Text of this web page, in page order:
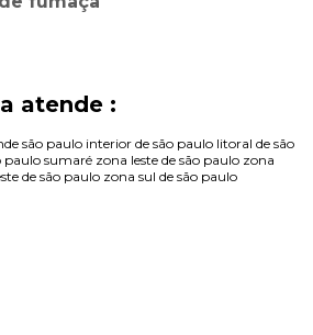
atende :
são paulo interior de são paulo litoral de são
paulo sumaré zona leste de são paulo zona
de são paulo zona sul de são paulo